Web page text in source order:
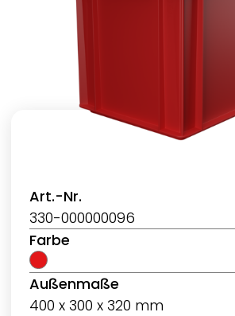
Art.-Nr.
330-000000096
Farbe
Außenmaße
400 x 300 x 320 mm